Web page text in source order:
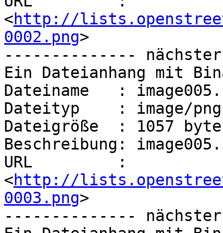
<http://
0002.png>
--------------
Ein Dateianhang mit
Dateiname   :
Dateityp    : image/png
Dateigröße  : 1057
Beschreibung:
URL         :
<http://
0003.png>
--------------